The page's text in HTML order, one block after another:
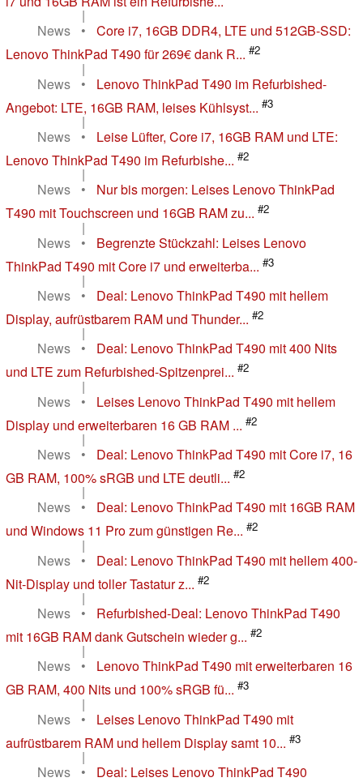
|
News
•
Core i7, 16GB DDR4, LTE und 512GB-SSD:
Lenovo ThinkPad T490 für 269€ dank R... #2
|
News
•
Lenovo ThinkPad T490 im Refurbished-
Angebot: LTE, 16GB RAM, leises Kühlsyst... #3
|
News
•
Leise Lüfter, Core i7, 16GB RAM und LTE:
Lenovo ThinkPad T490 im Refurbishe... #2
|
News
•
Nur bis morgen: Leises Lenovo ThinkPad
T490 mit Touchscreen und 16GB RAM zu... #2
|
News
•
Begrenzte Stückzahl: Leises Lenovo
ThinkPad T490 mit Core i7 und erweiterba... #3
|
News
•
Deal: Lenovo ThinkPad T490 mit hellem
Display, aufrüstbarem RAM und Thunder... #2
|
News
•
Deal: Lenovo ThinkPad T490 mit 400 Nits
und LTE zum Refurbished-Spitzenprei... #2
|
News
•
Leises Lenovo ThinkPad T490 mit hellem
Display und erweiterbaren 16 GB RAM ... #2
|
News
•
Deal: Lenovo ThinkPad T490 mit Core i7, 16
GB RAM, 100% sRGB und LTE deutli... #2
|
News
•
Deal: Lenovo ThinkPad T490 mit 16GB RAM
und Windows 11 Pro zum günstigen Re... #2
|
News
•
Deal: Lenovo ThinkPad T490 mit hellem 400-
Nit-Display und toller Tastatur z... #2
|
News
•
Refurbished-Deal: Lenovo ThinkPad T490
mit 16GB RAM dank Gutschein wieder g... #2
|
News
•
Lenovo ThinkPad T490 mit erweiterbaren 16
GB RAM, 400 Nits und 100% sRGB fü... #3
|
News
•
Leises Lenovo ThinkPad T490 mit
aufrüstbarem RAM und hellem Display samt 10... #3
|
News
•
Deal: Leises Lenovo ThinkPad T490